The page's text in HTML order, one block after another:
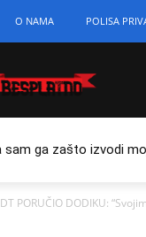
O NAMA POLISA
sam ga zašto izvodi
PORUČIO DODIKU: